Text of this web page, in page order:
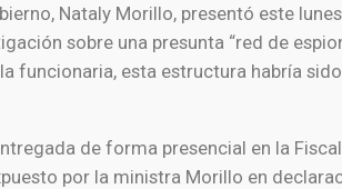
Nataly Morillo, presentó este
sobre una presunta “red de
la funcionaria, esta estructura habría
de forma presencial en la
por la ministra Morillo en